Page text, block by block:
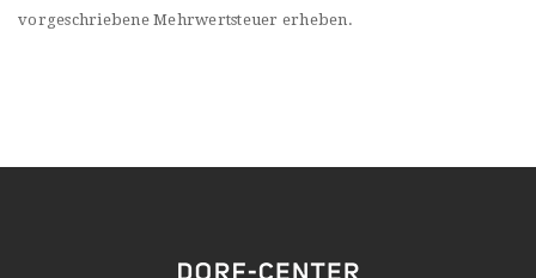
vorgeschriebene Mehrwertsteuer erheben.